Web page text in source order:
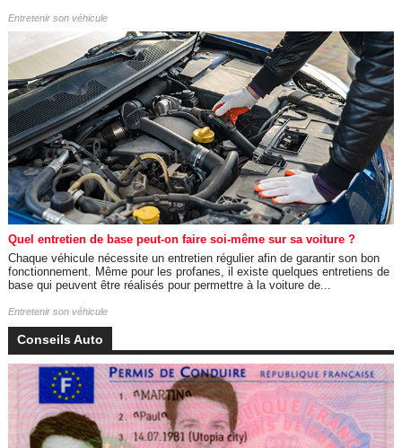
Entretenir son véhicule
Quel entretien de base peut-on faire soi-même sur sa voiture ?
Chaque véhicule nécessite un entretien régulier afin de garantir son bon
fonctionnement. Même pour les profanes, il existe quelques entretiens de
base qui peuvent être réalisés pour permettre à la voiture de...
Entretenir son véhicule
Conseils Auto